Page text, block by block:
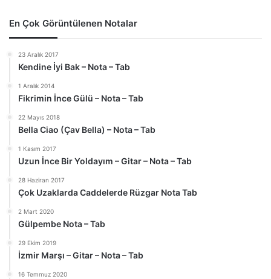
En Çok Görüntülenen Notalar
23 Aralık 2017
Kendine İyi Bak – Nota – Tab
1 Aralık 2014
Fikrimin İnce Gülü – Nota – Tab
22 Mayıs 2018
Bella Ciao (Çav Bella) – Nota – Tab
1 Kasım 2017
Uzun İnce Bir Yoldayım – Gitar – Nota – Tab
28 Haziran 2017
Çok Uzaklarda Caddelerde Rüzgar Nota Tab
2 Mart 2020
Gülpembe Nota – Tab
29 Ekim 2019
İzmir Marşı – Gitar – Nota – Tab
16 Temmuz 2020